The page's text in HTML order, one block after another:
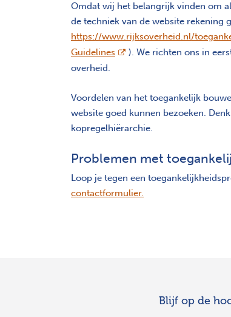
Omdat wij het belangrijk vinden om
de techniek van de website rekening
https://www.rijksoverheid.nl/
Guidelines opent nieuw scherm
). We richten ons in
overheid.
Voordelen van het toegankelijk
website goed kunnen bezoeken.
kopregelhiërarchie.
Problemen met
Loop je tegen een
contactformulier.
Blijf op de